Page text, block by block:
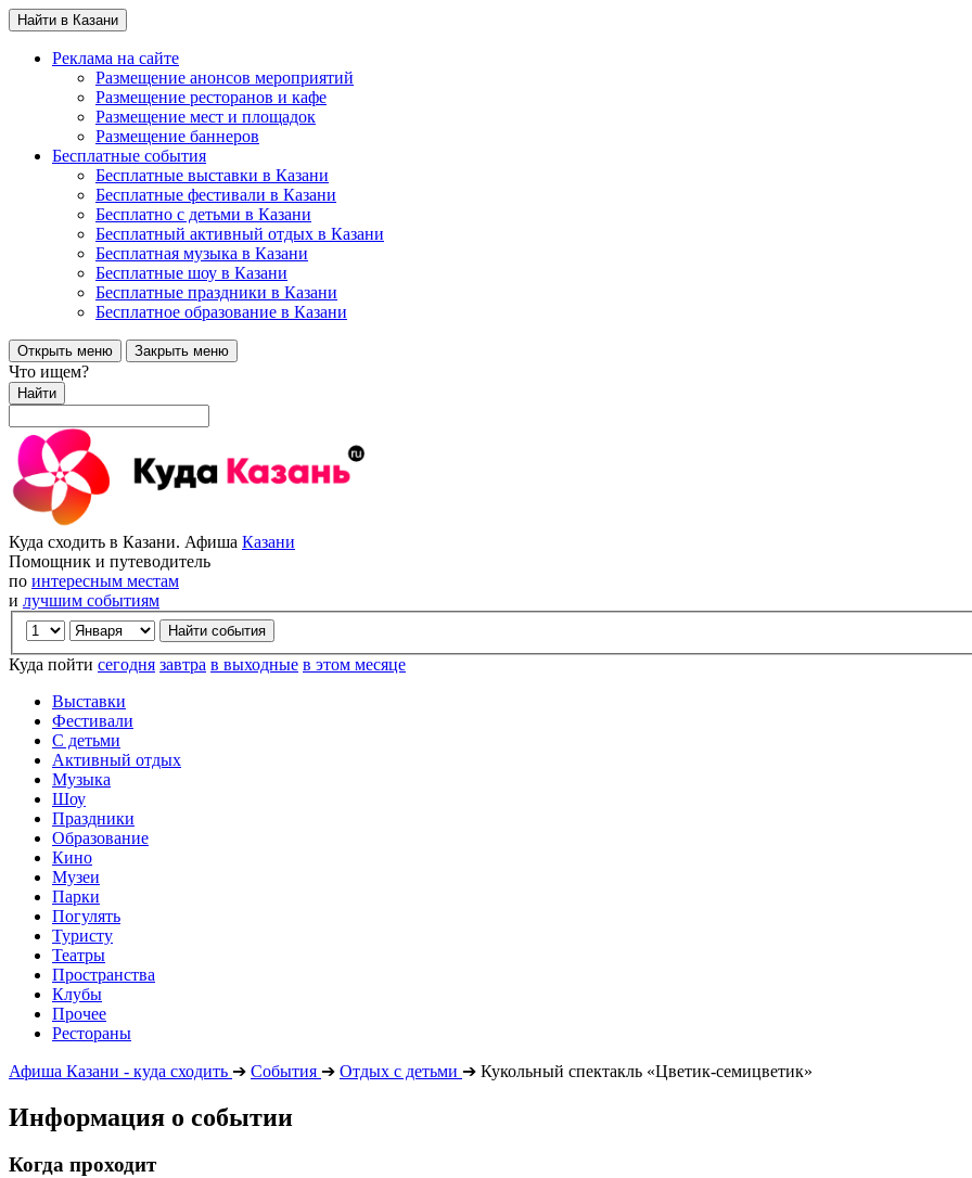
Найти в Казани
Реклама на сайте
Размещение анонсов мероприятий
Размещение ресторанов и кафе
Размещение мест и площадок
Размещение баннеров
Бесплатные события
Бесплатные выставки в Казани
Бесплатные фестивали в Казани
Бесплатно с детьми в Казани
Бесплатный активный отдых в Казани
Бесплатная музыка в Казани
Бесплатные шоу в Казани
Бесплатные праздники в Казани
Бесплатное образование в Казани
Открыть меню Закрыть меню
Что ищем?
Найти
Куда сходить в Казани. Афиша Казани
Помощник и путеводитель
по интересным местам
и лучшим событиям
Куда пойти сегодня завтра в выходные в этом месяце
Выставки
Фестивали
С детьми
Активный отдых
Музыка
Шоу
Праздники
Образование
Кино
Музеи
Парки
Погулять
Туристу
Театры
Пространства
Клубы
Прочее
Рестораны
Афиша Казани - куда сходить ➔ События ➔ Отдых с детьми ➔ Кукольный спектакль «Цветик-семицветик»
Информация о событии
Когда проходит